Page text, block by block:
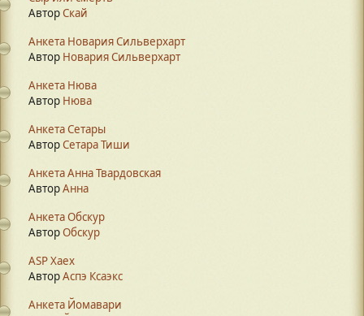
АвторСкай
Анкета Новария Сильверхарт
Автор Новария Сильверхарт
Анкета Нюва
Автор Нюва
Анкета Сетары
АвторСетара Тиши
Анкета Анна Твардовская
АвторАнна
Анкета Обскур
АвторОбскур
ASP Xaex
АвторАспэ Ксаэкс
Анкета Йомавари